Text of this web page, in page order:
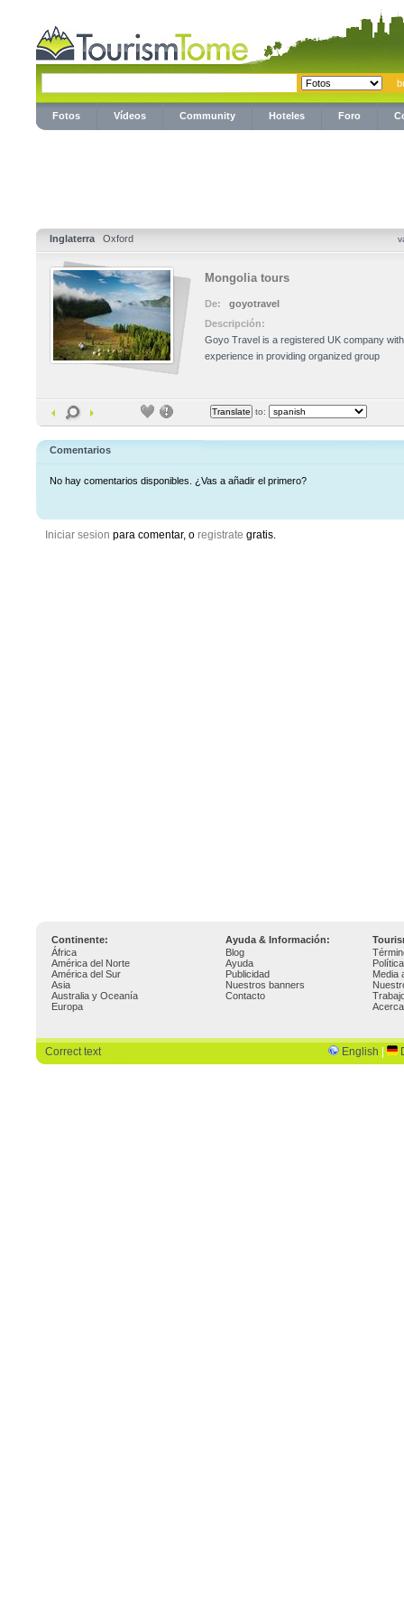
Fotos Vídeos Community Hoteles Foro
Inglaterra Oxford
Mongolia tours
De:
goyotravel
Descripción:
Goyo Travel is a registered UK company
experience in providing organized group
to:
Comentarios
No hay comentarios disponibles. ¿Vas a añadir el primero?
Iniciar sesion para comentar, o registrate gratis.
Continente: Ayuda & Información:
África
América del Norte
América del Sur
Asia
Australia y Oceanía
Europa
Blog
Ayuda
Publicidad
Nuestros banners
Contacto
Media
Correct text English